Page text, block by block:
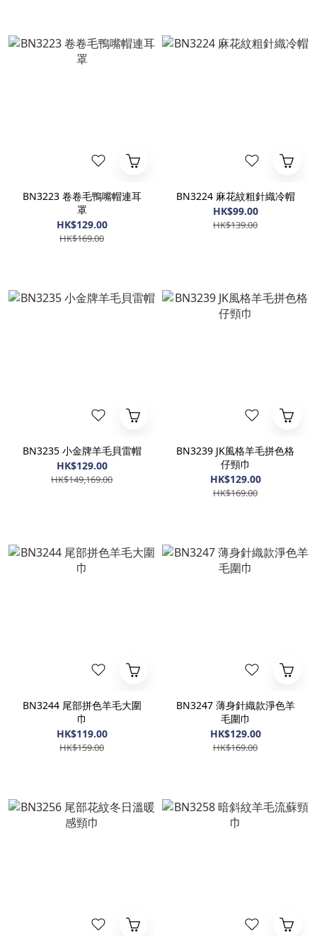
BN3223 卷卷毛鴨嘴帽連耳
罩
HK$129.00
HK$169.00
BN3224 麻花紋粗針織冷帽
HK$99.00
HK$139.00
BN3235 小金牌羊毛貝雷帽
HK$129.00
HK$149,169.00
BN3239 JK風格羊毛拼色格
仔頸巾
HK$129.00
HK$169.00
BN3244 尾部拼色羊毛大圍
巾
HK$119.00
HK$159.00
BN3247 薄身針織款淨色羊
毛圍巾
HK$129.00
HK$169.00